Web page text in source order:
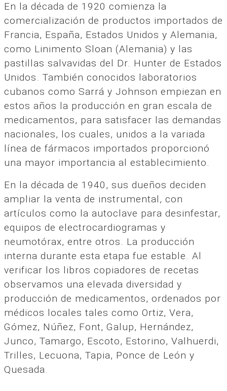
En la década de 1920 comienza la
comercialización de productos importados de
Francia, España, Estados Unidos y Alemania,
como Linimento Sloan (Alemania) y las
pastillas salvavidas del Dr. Hunter de Estados
Unidos. También conocidos laboratorios
cubanos como Sarrá y Johnson empiezan en
estos años la producción en gran escala de
medicamentos, para satisfacer las demandas
nacionales, los cuales, unidos a la variada
línea de fármacos importados proporcionó
una mayor importancia al establecimiento.
En la década de 1940, sus dueños deciden
ampliar la venta de instrumental, con
artículos como la autoclave para desinfestar,
equipos de electrocardiogramas y
neumotórax, entre otros. La producción
interna durante esta etapa fue estable. Al
verificar los libros copiadores de recetas
observamos una elevada diversidad y
producción de medicamentos, ordenados por
médicos locales tales como Ortiz, Vera,
Gómez, Núñez, Font, Galup, Hernández,
Junco, Tamargo, Escoto, Estorino, Valhuerdi,
Trilles, Lecuona, Tapia, Ponce de León y
Quesada.